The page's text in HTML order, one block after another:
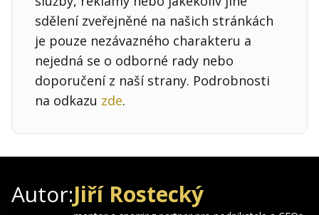
sdělení zveřejněné na našich stránkách
je pouze nezávazného charakteru a
nejedná se o odborné rady nebo
doporučení z naší strany. Podrobnosti
na odkazu zde.
Autor:Jiří Rostecký